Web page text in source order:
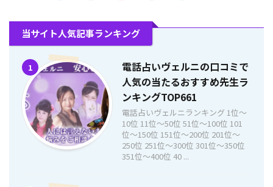
当サイト人気記事ランキング
1
電話占いヴェルニの口コミで
人気の当たるおすすめ先生ラ
ンキングTOP661
電話占いヴェルニランキング 1位〜
10位 11位〜50位 51位〜100位 101
位〜150位 151位〜200位 201位〜
250位 251位〜300位 301位〜350位
351位〜400位 40 ...